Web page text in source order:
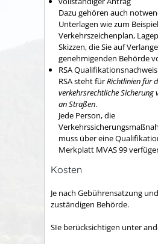
Dazu gehören auch
Unterlagen wie zum Beispiel
Verkehrszeichenplan,
Skizzen, die Sie auf
genehmigenden Behörde
RSA
RSA steht fürRichtlinien für
verkehrsrechtliche Sicherung
an Straßen.
Jede Person, die
muss über eine
Merkplatt MVAS 99
Kosten
Je nach Gebührensatzung
zuständigen Behörde.
SIe berücksichtigen unter